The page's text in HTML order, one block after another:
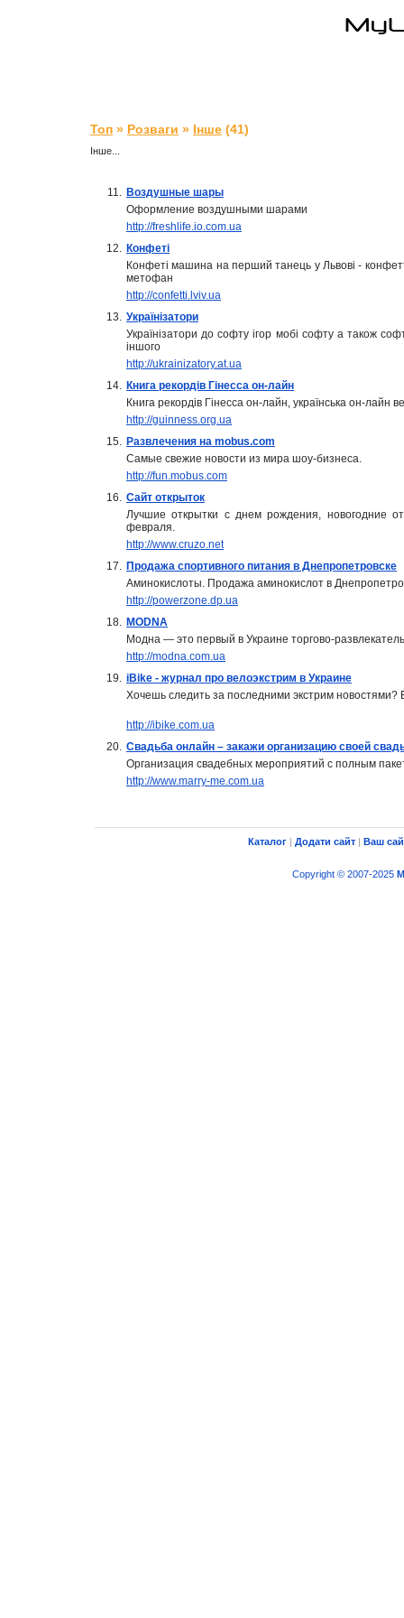
Топ » Розваги » Інше (41)
Інше...
11. Воздушные шары
Оформление воздушными шарами
http://freshlife.io.com.ua
12. Конфеті
Конфеті машина на перший танець у Львові -
метофан
http://confetti.lviv.ua
13. Українізатори
Українізатори до софту ігор мобі софту а також
іншого
http://ukrainizatory.at.ua
14. Книга рекордів Гінесса он-лайн
Книга рекордів Гінесса он-лайн, українська он-лайн
http://guinness.org.ua
15. Развлечения на mobus.com
Самые свежие новости из мира шоу-бизнеса.
http://fun.mobus.com
16. Сайт открыток
Лучшие открытки с днем рождения, новогодние
февраля.
http://www.cruzo.net
17. Продажа спортивного питания в Днепропетровске
Аминокислоты. Продажа аминокислот в
http://powerzone.dp.ua
18. MODNA
Модна — это первый в Украине торгово-
http://modna.com.ua
19. iBike - журнал про велоэкстрим в Украине
Хочешь следить за последними экстрим новостями?
http://ibike.com.ua
20. Свадьба онлайн – закажи организацию своей
Организация свадебных мероприятий с полным
http://www.marry-me.com.ua
Каталог | Додати сайт | Ваш
Copyright © 2007-2025